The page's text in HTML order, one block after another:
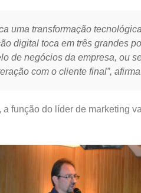
uma transformação
digital toca em três grandes
de negócios da empresa, ou
com o cliente final”,
função do líder de marketing